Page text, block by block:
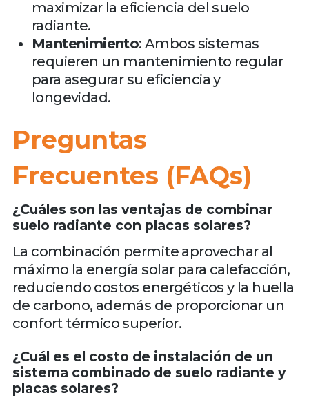
maximizar la eficiencia del suelo
radiante.
Mantenimiento: Ambos sistemas
requieren un mantenimiento regular
para asegurar su eficiencia y
longevidad.
Preguntas
Frecuentes (FAQs)
¿Cuáles son las ventajas de combinar
suelo radiante con placas solares?
La combinación permite aprovechar al
máximo la energía solar para calefacción,
reduciendo costos energéticos y la huella
de carbono, además de proporcionar un
confort térmico superior.
¿Cuál es el costo de instalación de un
sistema combinado de suelo radiante y
placas solares?